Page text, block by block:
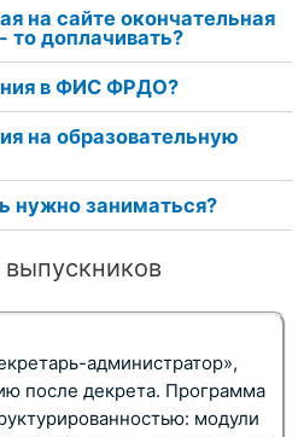
на сайте окончательная
то доплачивать?
в ФИС ФРДО?
на образовательную
нужно заниматься?
администратор»,
после декрета. Программа
модули